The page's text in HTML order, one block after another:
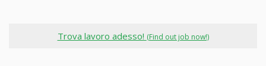
Trova lavoro adesso! (Find out job now!)